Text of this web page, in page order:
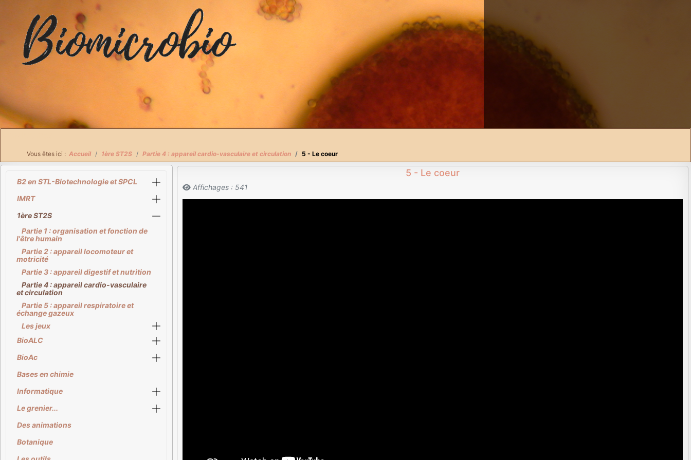
Vous êtes ici : Accueil 1ère ST2S Partie 4 : appareil cardio-vasculaire et circulation 5 - Le coeur
B2 en STL-Biotechnologie et SPCL
IMRT
1ère ST2S
Partie 1 : organisation et fonction de
l'être humain
Partie 2 : appareil locomoteur et
motricité
Partie 3 : appareil digestif et nutrition
Partie 4 : appareil cardio-vasculaire
et circulation
Partie 5 : appareil respiratoire et
échange gazeux
Les jeux
BioALC
BioAc
Bases en chimie
Informatique
Le grenier...
Des animations
Botanique
5 - Le coeur
Affichages : 541